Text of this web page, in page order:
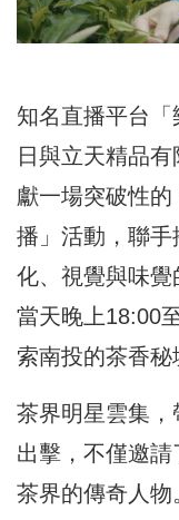
知名直播平台
日與立天精品
獻一場突破性
播」活動，聯
化、視覺與味
當天晚上18:00
索南投的茶香秘
茶界明星雲集
出擊，不僅邀
茶界的傳奇人物